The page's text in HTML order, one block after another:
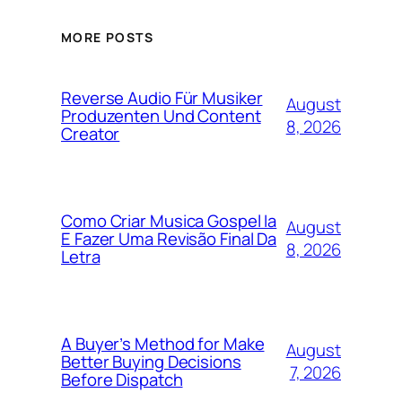
MORE POSTS
Reverse Audio Für Musiker
Produzenten Und Content
Creator
August
8, 2026
Como Criar Musica Gospel Ia
E Fazer Uma Revisão Final Da
Letra
August
8, 2026
A Buyer’s Method for Make
Better Buying Decisions
Before Dispatch
August
7, 2026